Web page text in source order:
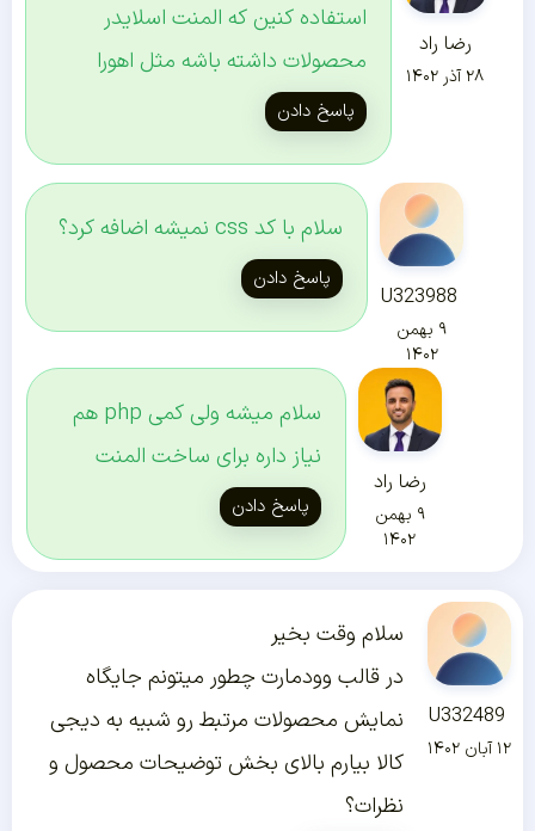
رضا راد
۲۸ آذر ۱۴۰۲
استفاده کنین که المنت اسلایدر
محصولات داشته باشه مثل اهورا
پاسخ دادن
U323988
۹ بهمن
۱۴۰۲
سلام با کد css نمیشه اضافه کرد؟
پاسخ دادن
رضا راد
۹ بهمن
۱۴۰۲
سلام میشه ولی کمی php هم
نیاز داره برای ساخت المنت
پاسخ دادن
U332489
۱۲ آبان ۱۴۰۲
سلام وقت بخیر
در قالب وودمارت چطور میتونم جایگاه
نمایش محصولات مرتبط رو شبیه به دیجی
کالا بیارم بالای بخش توضیحات محصول و
نظرات؟